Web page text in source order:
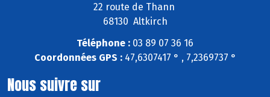
22 route de Thann
68130 Altkirch
Téléphone : 03 89 07 36 16
Coordonnées GPS :47,6307417 ° , 7,2369737 °
Nous suivre sur